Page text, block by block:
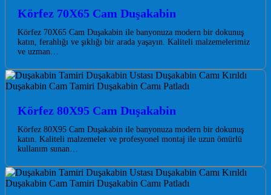
Körfez 70X65 Cam Duşakabin
Körfez 70X65 Cam Duşakabin ile banyonuza modern bir dokunuş
katın, ferahlığı ve şıklığı bir arada yaşayın. Kaliteli malzemelerimiz
ve uzman…
Körfez 80X95 Cam Duşakabin
Körfez 80X95 Cam Duşakabin ile banyonuza modern bir dokunuş
katın. Kaliteli malzemeler ve profesyonel montaj ile uzun ömürlü
kullanım sunan…